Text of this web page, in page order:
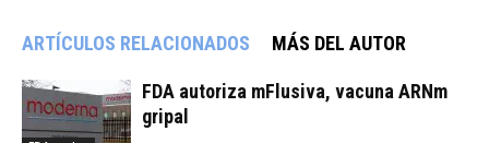
ARTÍCULOS RELACIONADOS MÁS DEL AUTOR
FDA autoriza mFlusiva, vacuna ARNm
gripal